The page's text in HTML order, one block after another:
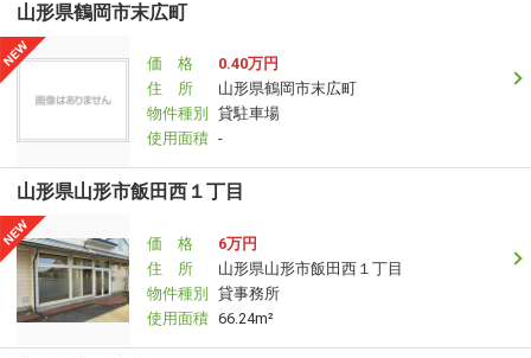
山形県鶴岡市末広町
価 格
0.40万円
住 所
山形県鶴岡市末広町
物件種別
貸駐車場
使用面積 -
山形県山形市飯田西１丁目
価 格
6万円
住 所
山形県山形市飯田西１丁目
物件種別
貸事務所
使用面積 66.24m²